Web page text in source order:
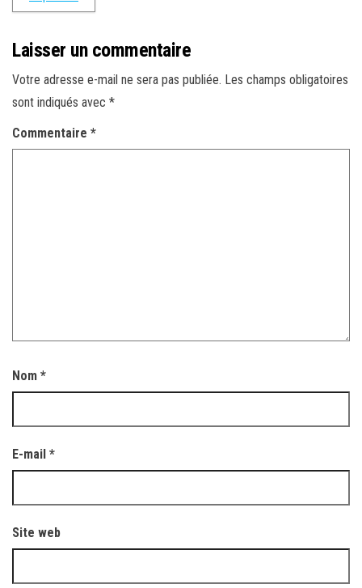
Laisser un commentaire
Votre adresse e-mail ne sera pas publiée. Les champs obligatoires
sont indiqués avec *
Commentaire *
Nom *
E-mail *
Site web